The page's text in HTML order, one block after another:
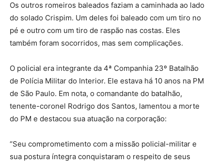
Os outros romeiros baleados faziam a caminhada ao lado
do solado Crispim. Um deles foi baleado com um tiro no
pé e outro com um tiro de raspão nas costas. Eles
também foram socorridos, mas sem complicações.
O policial era integrante da 4ª Companhia 23º Batalhão
de Polícia Militar do Interior. Ele estava há 10 anos na PM
de São Paulo. Em nota, o comandante do batalhão,
tenente-coronel Rodrigo dos Santos, lamentou a morte
do PM e destacou sua atuação na corporação:
“Seu comprometimento com a missão policial-militar e
sua postura íntegra conquistaram o respeito de seus